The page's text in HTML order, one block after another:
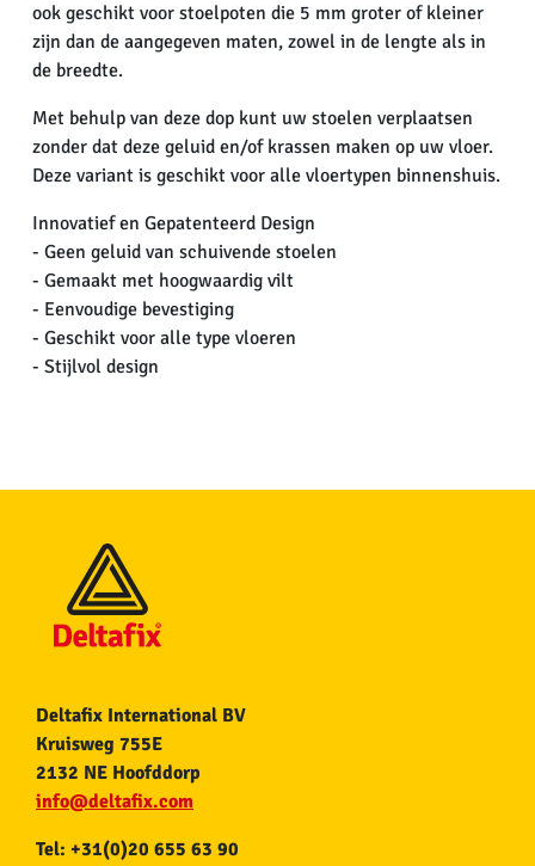
ook geschikt voor stoelpoten die 5 mm groter of kleiner
zijn dan de aangegeven maten, zowel in de lengte als in
de breedte.
Met behulp van deze dop kunt uw stoelen verplaatsen
zonder dat deze geluid en/of krassen maken op uw vloer.
Deze variant is geschikt voor alle vloertypen binnenshuis.
Innovatief en Gepatenteerd Design
- Geen geluid van schuivende stoelen
- Gemaakt met hoogwaardig vilt
- Eenvoudige bevestiging
- Geschikt voor alle type vloeren
- Stijlvol design
Deltafix International BV
Kruisweg 755E
2132 NE Hoofddorp
info@deltafix.com
Tel: +31(0)20 655 63 90